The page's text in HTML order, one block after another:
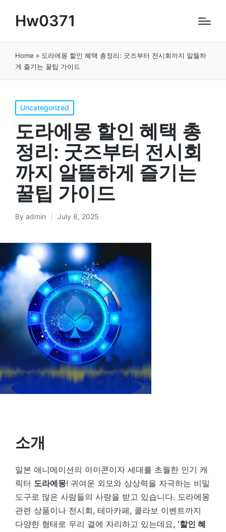
Hw0371
Home » 도라에몽 할인 혜택 총정리: 굿즈부터 전시회까지 알뜰하
게 즐기는 꿀팁 가이드
Posted
in
Uncategorized
도라에몽 할인 혜택 총
정리: 굿즈부터 전시회
까지 알뜰하게 즐기는
꿀팁 가이드
Posted
By admin July 8, 2025
소개
일본 애니메이션의 아이콘이자 세대를 초월한 인기 캐
릭터 도라에몽! 귀여운 외모와 상상력을 자극하는 비밀
도구로 많은 사람들의 사랑을 받고 있습니다. 도라에몽
관련 상품이나 전시회, 테마카페, 콜라보 이벤트까지
다양한 형태로 우리 곁에 자리하고 있는데요, ‘할인 혜